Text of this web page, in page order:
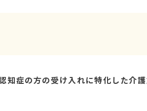
症の方の受け入れに特化した介護